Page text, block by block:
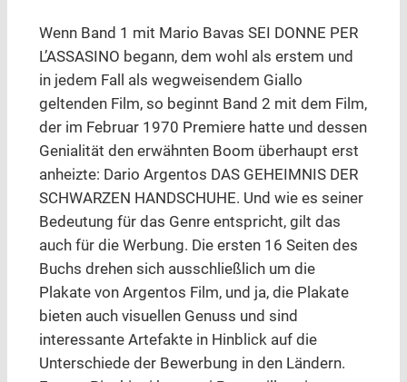
Wenn Band 1 mit Mario Bavas SEI DONNE PER
L’ASSASINO begann, dem wohl als erstem und
in jedem Fall als wegweisendem Giallo
geltenden Film, so beginnt Band 2 mit dem Film,
der im Februar 1970 Premiere hatte und dessen
Genialität den erwähnten Boom überhaupt erst
anheizte: Dario Argentos DAS GEHEIMNIS DER
SCHWARZEN HANDSCHUHE. Und wie es seiner
Bedeutung für das Genre entspricht, gilt das
auch für die Werbung. Die ersten 16 Seiten des
Buchs drehen sich ausschließlich um die
Plakate von Argentos Film, und ja, die Plakate
bieten auch visuellen Genuss und sind
interessante Artefakte in Hinblick auf die
Unterschiede der Bewerbung in den Ländern.